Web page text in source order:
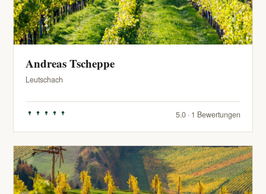
Andreas Tscheppe
Leutschach
5.0 · 1 Bewertungen